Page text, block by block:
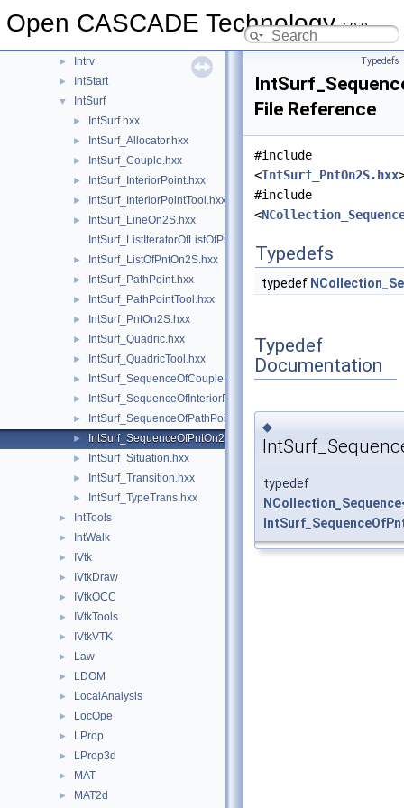
Open CASCADE Technology7.9.0
► IntPolyh
► Intrv
► IntStart
▼ IntSurf
► IntSurf.hxx
► IntSurf_Allocator.hxx
► IntSurf_Couple.hxx
► IntSurf_InteriorPoint.hxx
► IntSurf_InteriorPointTool.hxx
►
IntSurf_LineOn2S.hxx
IntSurf_ListIteratorOfListOfPntOn2S.hxx
► IntSurf_ListOfPntOn2S.hxx
► IntSurf_PathPoint.hxx
► IntSurf_PathPointTool.hxx
► IntSurf_PntOn2S.hxx
► IntSurf_Quadric.hxx
► IntSurf_QuadricTool.hxx
► IntSurf_SequenceOfCouple.hxx
► IntSurf_SequenceOfInteriorPoint.hxx
► IntSurf_SequenceOfPathPoint.hxx
► IntSurf_SequenceOfPntOn2S.hxx
► IntSurf_Situation.hxx
► IntSurf_Transition.hxx
► IntSurf_TypeTrans.hxx
► IntTools
► IntWalk
► IVtk
► IVtkDraw
► IVtkOCC
► IVtkTools
► IVtkVTK
► Law
► LDOM
► LocalAnalysis
► LocOpe
► LProp
► LProp3d
► MAT
► MAT2d
Typedefs
File Reference
#include
<IntSurf_PntOn2S.hxx
#include
<
Typedefs
typedef
Typedef
Documentation
◆
typedef
NCollection_Sequence